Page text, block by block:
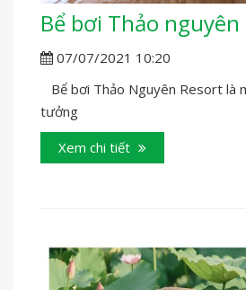
Bể bơi Thảo
07/07/2021 10:20
Bể bơi Thảo Nguyên Resort là
tưởng
Xem chi tiết